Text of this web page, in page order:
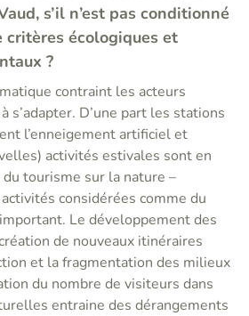
s’il n’est pas conditionné
critères écologiques et
?
contraint les acteurs
s’adapter. D’une part les stations
l’enneigement artificiel et
activités estivales sont en
du tourisme sur la nature –
considérées comme du
Le développement des
de nouveaux itinéraires
et la fragmentation des milieux
du nombre de visiteurs dans
entraine des dérangements